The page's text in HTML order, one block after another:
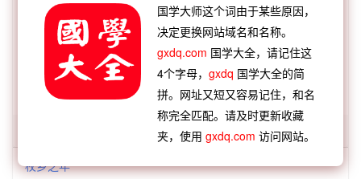
伯俞泣杖 拿刀动杖 双头火杖
百宜枝杖
【逆接】： 杖杜宰相 杖挂百钱 杖莫如信
杖化葛
杖策窥园 杖屦往还 杖挂青钱 杖履追随
杖乡之年
国学大师这个词由于某些原因，
决定更换网站域名和名称。
gxdq.com 国学大全，请记住这
4个字母，gxdq 国学大全的简
拼。网址又短又容易记住，和名
称完全匹配。请及时更新收藏
夹，使用gxdq.com 访问网站。